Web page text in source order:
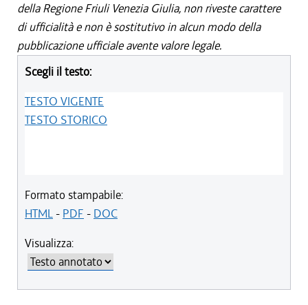
della Regione Friuli Venezia Giulia, non riveste carattere
di ufficialità e non è sostitutivo in alcun modo della
pubblicazione ufficiale avente valore legale.
Scegli il testo:
TESTO VIGENTE
TESTO STORICO
Formato stampabile:
HTML- PDF - DOC
Visualizza: